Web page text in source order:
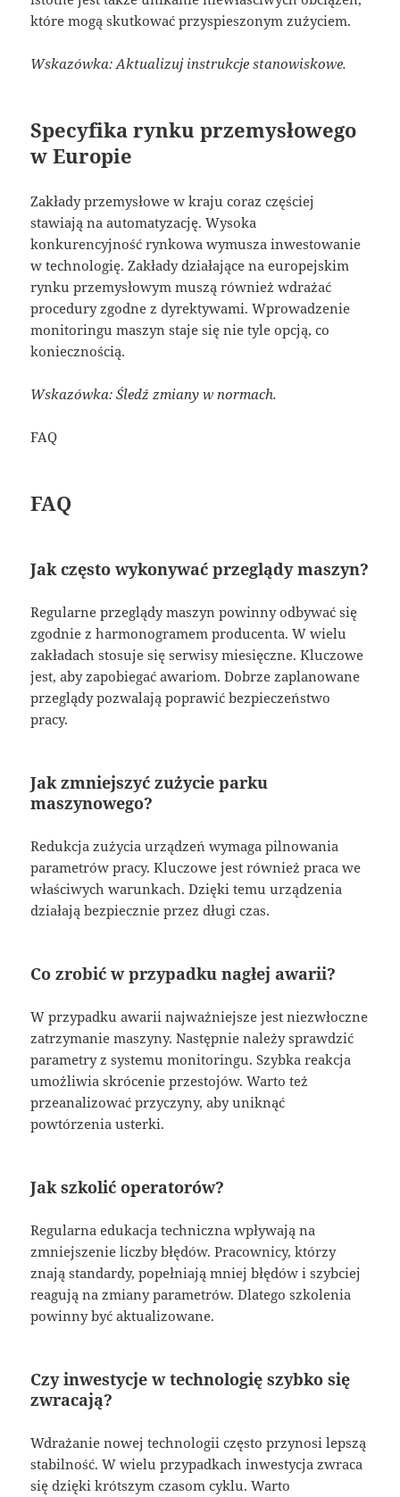
które mogą skutkować przyspieszonym zużyciem.
Wskazówka: Aktualizuj instrukcje stanowiskowe.
Specyfika rynku przemysłowego
w Europie
Zakłady przemysłowe w kraju coraz częściej
stawiają na automatyzację. Wysoka
konkurencyjność rynkowa wymusza inwestowanie
w technologię. Zakłady działające na europejskim
rynku przemysłowym muszą również wdrażać
procedury zgodne z dyrektywami. Wprowadzenie
monitoringu maszyn staje się nie tyle opcją, co
koniecznością.
Wskazówka: Śledź zmiany w normach.
FAQ
FAQ
Jak często wykonywać przeglądy maszyn?
Regularne przeglądy maszyn powinny odbywać się
zgodnie z harmonogramem producenta. W wielu
zakładach stosuje się serwisy miesięczne. Kluczowe
jest, aby zapobiegać awariom. Dobrze zaplanowane
przeglądy pozwalają poprawić bezpieczeństwo
pracy.
Jak zmniejszyć zużycie parku
maszynowego?
Redukcja zużycia urządzeń wymaga pilnowania
parametrów pracy. Kluczowe jest również praca we
właściwych warunkach. Dzięki temu urządzenia
działają bezpiecznie przez długi czas.
Co zrobić w przypadku nagłej awarii?
W przypadku awarii najważniejsze jest niezwłoczne
zatrzymanie maszyny. Następnie należy sprawdzić
parametry z systemu monitoringu. Szybka reakcja
umożliwia skrócenie przestojów. Warto też
przeanalizować przyczyny, aby uniknąć
powtórzenia usterki.
Jak szkolić operatorów?
Regularna edukacja techniczna wpływają na
zmniejszenie liczby błędów. Pracownicy, którzy
znają standardy, popełniają mniej błędów i szybciej
reagują na zmiany parametrów. Dlatego szkolenia
powinny być aktualizowane.
Czy inwestycje w technologię szybko się
zwracają?
Wdrażanie nowej technologii często przynosi lepszą
stabilność. W wielu przypadkach inwestycja zwraca
się dzięki krótszym czasom cyklu. Warto